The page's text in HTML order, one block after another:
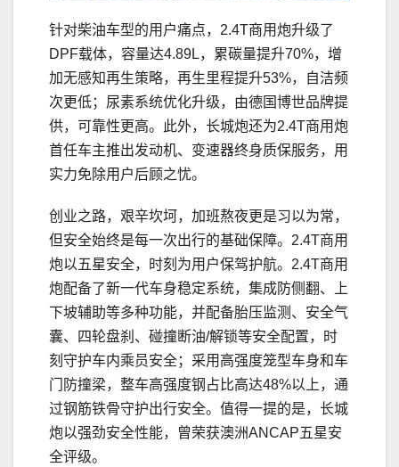
针对柴油车型的用户痛点，2.4T商用炮升级了
DPF载体，容量达4.89L，累碳量提升70%，增
加无感知再生策略，再生里程提升53%，自洁频
次更低；尿素系统优化升级，由德国博世品牌提
供，可靠性更高。此外，长城炮还为2.4T商用炮
首任车主推出发动机、变速器终身质保服务，用
实力免除用户后顾之忧。
创业之路，艰辛坎坷，加班熬夜更是习以为常，
但安全始终是每一次出行的基础保障。2.4T商用
炮以五星安全，时刻为用户保驾护航。‌2.4T商用
炮配备了新一代车身稳定系统，集成防侧翻、上
下坡辅助等多种功能，并配备胎压监测、安全气
囊、四轮盘刹、碰撞断油/解锁等安全配置，时
刻守护车内乘员安全；采用高强度笼型车身和车
门防撞梁，整车高强度钢占比高达48%以上，通
过钢筋铁骨守护出行安全。值得一提的是，长城
炮以强劲安全性能，曾荣获澳洲ANCAP五星安
全评级。